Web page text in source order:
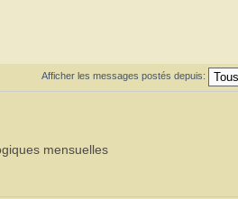
Afficher les messages postés depuis:
mensuelles